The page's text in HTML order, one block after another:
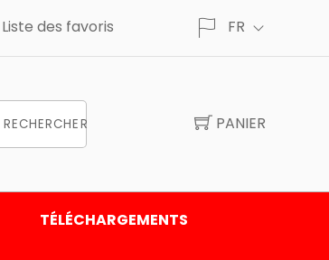
Liste des favoris FR
RECHERCHER PANIER
TÉLÉCHARGEMENTS